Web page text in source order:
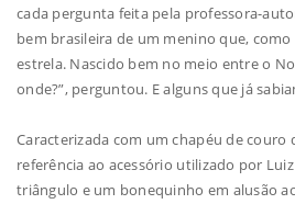
cada pergunta feita pela professora-
bem brasileira de um menino que,
estrela. Nascido bem no meio entre o
onde?”, perguntou. E alguns que já
Caracterizada com um chapéu de couro
referência ao acessório utilizado por
triângulo e um bonequinho em alusão